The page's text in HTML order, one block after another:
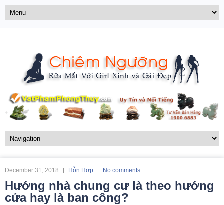
December 31, 2018 Hỗn Hợp No comments
Hướng nhà chung cư là theo hướng
cửa hay là ban công?